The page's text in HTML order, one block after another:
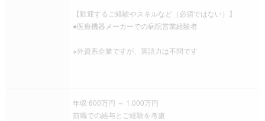
【歓迎するご経験やスキルなど（必須ではない）】
●医療機器メーカーでの病院営業経験者
※外資系企業ですが、英語力は不問です
年収 600万円 ～ 1,000万円
前職での給与とご経験を考慮